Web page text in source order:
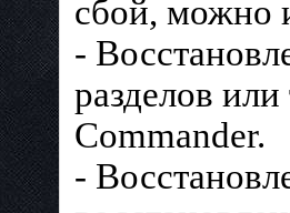
сбой, можно
-
разделов
Commander.
-